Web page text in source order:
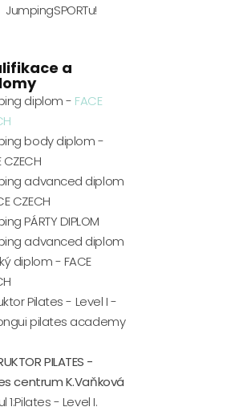
JumpingSPORTu!
a
diplom - FACE
body diplom -
CZECH
advanced diplom
CZECH
PÁRTY DIPLOM
advanced diplom
diplom - FACE
Pilates - Level I -
pilates academy
PILATES -
centrum K.Vaňková
1:Pilates - Level I.